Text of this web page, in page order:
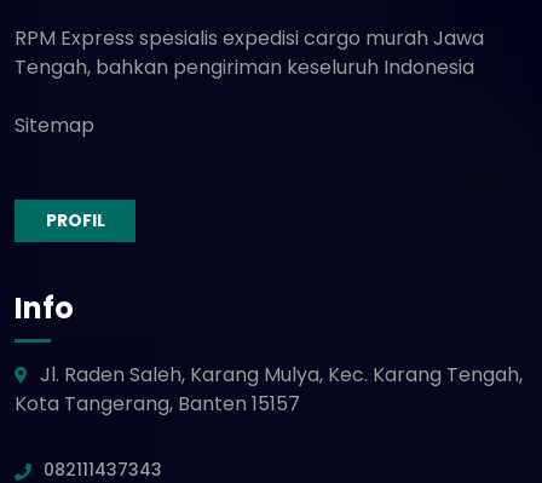
RPM Express spesialis expedisi cargo murah Jawa
Tengah, bahkan pengiriman keseluruh Indonesia
Sitemap
PROFIL
Info
Jl. Raden Saleh, Karang Mulya, Kec. Karang Tengah,
Kota Tangerang, Banten 15157
082111437343